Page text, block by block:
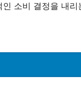
소비 결정을 내